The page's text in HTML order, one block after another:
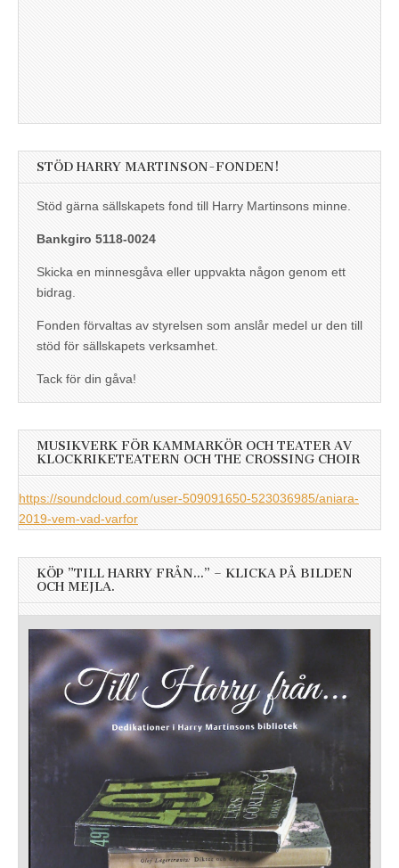
STÖD HARRY MARTINSON-FONDEN!
Stöd gärna sällskapets fond till Harry Martinsons minne.
Bankgiro 5118-0024
Skicka en minnesgåva eller uppvakta någon genom ett
bidrag.
Fonden förvaltas av styrelsen som anslår medel ur den till
stöd för sällskapets verksamhet.
Tack för din gåva!
MUSIKVERK FÖR KAMMARKÖR OCH TEATER AV
KLOCKRIKETEATERN OCH THE CROSSING CHOIR
https://soundcloud.com/user-509091650-523036985/aniara-
2019-vem-vad-varfor
KÖP ”TILL HARRY FRÅN…” – KLICKA PÅ BILDEN
OCH MEJLA.